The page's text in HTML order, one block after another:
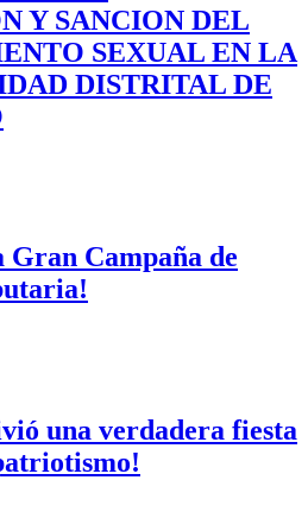
Y SANCION DEL
SEXUAL EN LA
DISTRITAL DE
Gran Campaña de
una verdadera fiesta